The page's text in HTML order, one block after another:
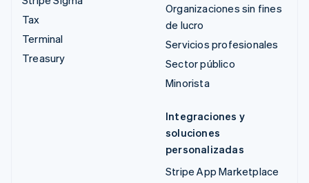
Tax
Terminal
Treasury
Organizaciones sin fines
de lucro
Servicios profesionales
Sector público
Minorista
Integraciones y
soluciones
personalizadas
Stripe App Marketplace